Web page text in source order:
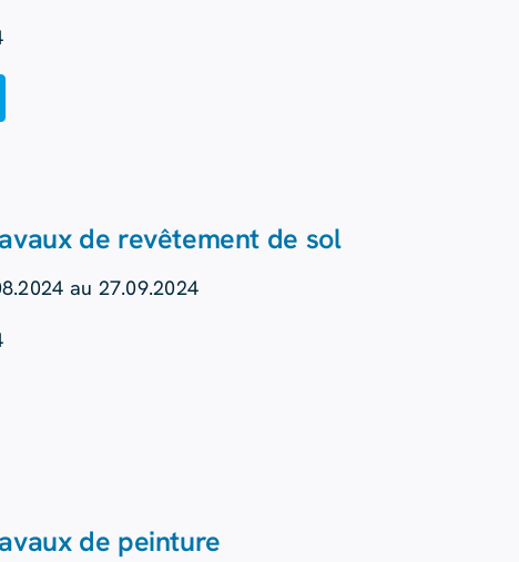
de revêtement de sol
au 27.09.2024
de peinture